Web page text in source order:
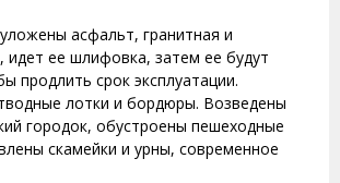
асфальт, гранитная и
идет ее шлифовка, затем ее будут
продлить срок эксплуатации.
лотки и бордюры. Возведены
городок, обустроены пешеходные
скамейки и урны, современное